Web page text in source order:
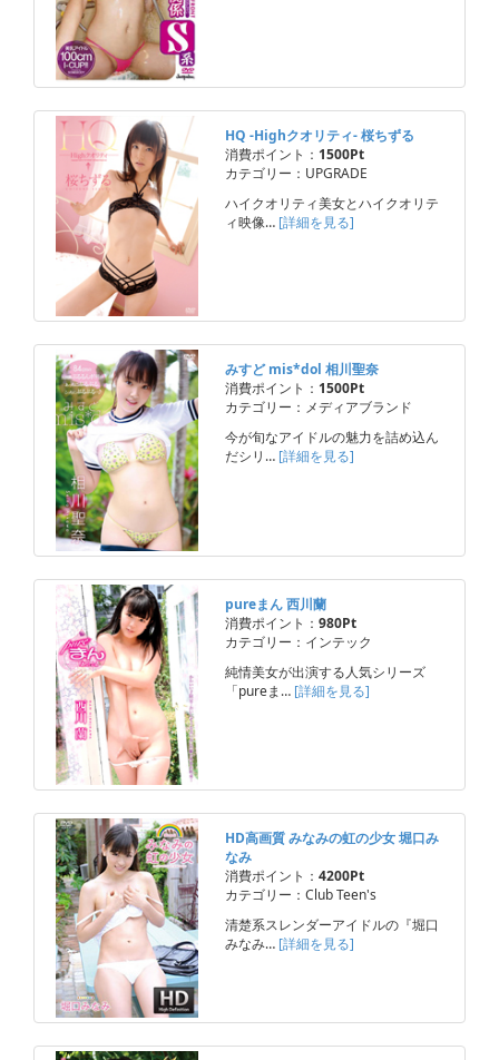
HQ -Highクオリティ- 桜ちずる
消費ポイント： 1500Pt
カテゴリー：UPGRADE
ハイクオリティ美女とハイクオリテ
ィ映像… [詳細を見る]
みすど mis*dol 相川聖奈
消費ポイント： 1500Pt
カテゴリー：メディアブランド
今が旬なアイドルの魅力を詰め込ん
だシリ… [詳細を見る]
pureまん 西川蘭
消費ポイント： 980Pt
カテゴリー：インテック
純情美女が出演する人気シリーズ
「pureま… [詳細を見る]
HD高画質 みなみの虹の少女 堀口み
なみ
消費ポイント： 4200Pt
カテゴリー：Club Teen's
清楚系スレンダーアイドルの『堀口
みなみ… [詳細を見る]